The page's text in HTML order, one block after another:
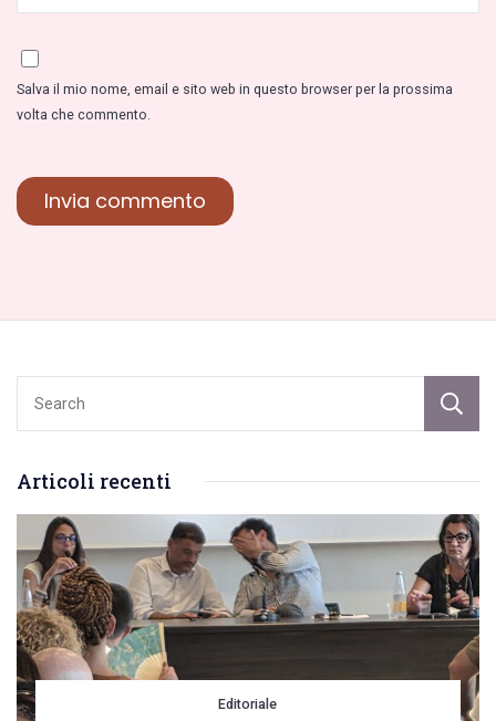
Salva il mio nome, email e sito web in questo browser per la prossima
volta che commento.
Articoli recenti
Editoriale